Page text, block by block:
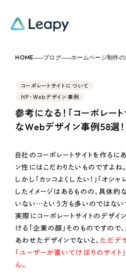
選ばれる理由
会社概要
採用情報
お役立ち情報
無料で課題整理を
058-
無料で課題整
Web Produce
リーピーが選ばれる理由
Webサイト制作
コーポレートサイト制作
採用サイト制作
Company
HOME ブログ ホームページ制作
コーポレートサイトについて
HP・Webデザイン事例
参考になる！「コーポレー
なWebデザイン事例58選！
自社のコーポレートサイトを作るに
ン性にはこだわりたいものですよね。
しかし「カッコよくしたい！」「オシャ
したイメージはあるものの、具体的
いない…という方も多いのではない
実際にコーポレートサイトのデザイ
ける「企業の顔」そのものですので
あわせたデザインでないと、 ただデ
「ユーザーが置いてけぼりのサイト
ん。